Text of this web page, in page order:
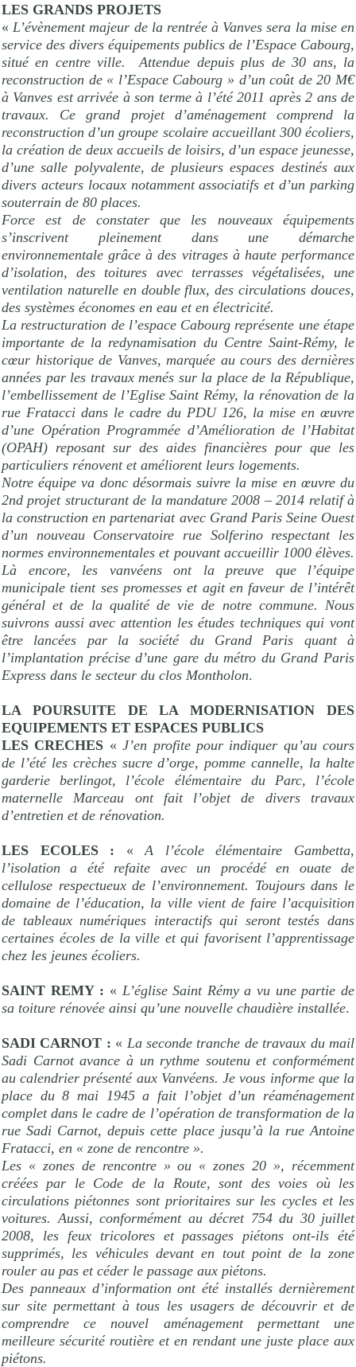
LES GRANDS PROJETS
« L’évènement majeur de la rentrée à Vanves sera la mise en
service des divers équipements publics de l’Espace Cabourg,
situé en centre ville.
Attendue depuis plus de 30 ans, la
reconstruction de « l’Espace Cabourg » d’un coût de 20 M€
à Vanves est arrivée à son terme à l’été 2011 après 2 ans de
travaux. Ce grand projet d’aménagement comprend la
reconstruction d’un groupe scolaire accueillant 300 écoliers,
la création de deux accueils de loisirs, d’un espace jeunesse,
d’une salle polyvalente, de plusieurs espaces destinés aux
divers acteurs locaux notamment associatifs et d’un parking
souterrain de 80 places.
Force est de constater que les nouveaux équipements
s’inscrivent pleinement dans une démarche
environnementale grâce à des vitrages à haute performance
d’isolation, des toitures avec terrasses végétalisées, une
ventilation naturelle en double flux, des circulations douces,
des systèmes économes en eau et en électricité.
La restructuration de l’espace Cabourg représente une étape
importante de la redynamisation du Centre Saint-Rémy, le
cœur historique de Vanves, marquée au cours des dernières
années par les travaux menés sur la place de la République,
l’embellissement de l’Eglise Saint Rémy, la rénovation de la
rue Fratacci dans le cadre du PDU 126, la mise en œuvre
d’une Opération Programmée d’Amélioration de l’Habitat
(OPAH) reposant sur des aides financières pour que les
particuliers rénovent et améliorent leurs logements.
Notre équipe va donc désormais suivre la mise en œuvre du
2nd projet structurant de la mandature 2008 – 2014 relatif à
la construction en partenariat avec Grand Paris Seine Ouest
d’un nouveau Conservatoire rue Solferino respectant les
normes environnementales et pouvant accueillir 1000 élèves.
Là encore, les vanvéens ont la preuve que l’équipe
municipale tient ses promesses et agit en faveur de l’intérêt
général et de la qualité de vie de notre commune. Nous
suivrons aussi avec attention les études techniques qui vont
être lancées par la société du Grand Paris quant à
l’implantation précise d’une gare du métro du Grand Paris
Express dans le secteur du clos Montholon.
LA POURSUITE DE LA MODERNISATION DES
EQUIPEMENTS ET ESPACES PUBLICS
LES CRECHES «J’en profite pour indiquer qu’au cours
de l’été les crèches sucre d’orge, pomme cannelle, la halte
garderie berlingot, l’école élémentaire du Parc, l’école
maternelle Marceau ont fait l’objet de divers travaux
d’entretien et de rénovation.
LES ECOLES : «A l’école élémentaire Gambetta,
l’isolation a été refaite avec un procédé en ouate de
cellulose respectueux de l’environnement. Toujours dans le
domaine de l’éducation, la ville vient de faire l’acquisition
de tableaux numériques interactifs qui seront testés dans
certaines écoles de la ville et qui favorisent l’apprentissage
chez les jeunes écoliers.
SAINT REMY : « L’église Saint Rémy a vu une partie de
sa toiture rénovée ainsi qu’une nouvelle chaudière installée.
SADI CARNOT : « La seconde tranche de travaux du mail
Sadi Carnot avance à un rythme soutenu et conformément
au calendrier présenté aux Vanvéens. Je vous informe que la
place du 8 mai 1945 a fait l’objet d’un réaménagement
complet dans le cadre de l’opération de transformation de la
rue Sadi Carnot, depuis cette place jusqu’à la rue Antoine
Fratacci, en « zone de rencontre ».
Les « zones de rencontre » ou « zones 20 », récemment
créées par le Code de la Route, sont des voies où les
circulations piétonnes sont prioritaires sur les cycles et les
voitures. Aussi, conformément au décret 754 du 30 juillet
2008, les feux tricolores et passages piétons ont-ils été
supprimés, les véhicules devant en tout point de la zone
rouler au pas et céder le passage aux piétons.
Des panneaux d’information ont été installés dernièrement
sur site permettant à tous les usagers de découvrir et de
comprendre ce nouvel aménagement permettant une
meilleure sécurité routière et en rendant une juste place aux
piétons.